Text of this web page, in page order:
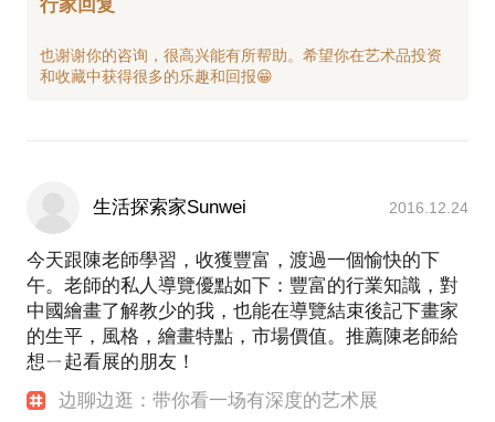
行家回复
也谢谢你的咨询，很高兴能有所帮助。希望你在艺术品投资
生活探索家Sunwei 2016.12.24
今天跟陳老師學習，收獲豐富，渡過一個愉快的下
午。老師的私人導覽優點如下：豐富的行業知識，對
中國繪畫了解教少的我，也能在導覽結束後記下畫家
的生平，風格，繪畫特點，市場價值。推薦陳老師給
想ㄧ起看展的朋友！
边聊边逛：带你看一场有深度的艺术展